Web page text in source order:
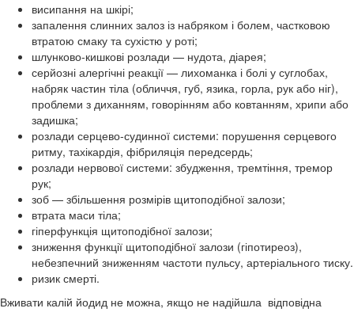
висипання на шкірі;
запалення слинних залоз із набряком і болем, частковою
втратою смаку та сухістю у роті;
шлунково-кишкові розлади — нудота, діарея;
серйозні алергічні реакції — лихоманка і болі у суглобах,
набряк частин тіла (обличчя, губ, язика, горла, рук або ніг),
проблеми з диханням, говорінням або ковтанням, хрипи або
задишка;
розлади серцево-судинної системи: порушення серцевого
ритму, тахікардія, фібриляція передсердь;
розлади нервової системи: збудження, тремтіння, тремор
рук;
зоб — збільшення розмірів щитоподібної залози;
втрата маси тіла;
гіперфункція щитоподібної залози;
зниження функції щитоподібної залози (гіпотиреоз),
небезпечний зниженням частоти пульсу, артеріального тиску.
ризик смерті.
Вживати калій йодид не можна, якщо не надійшла відповідна